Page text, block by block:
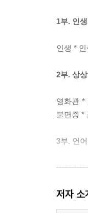
1부. 인생
인생 *
2부. 상상
영화관
불면증 *
3부. 언
앞뒤 *
4부. 노
저자 소